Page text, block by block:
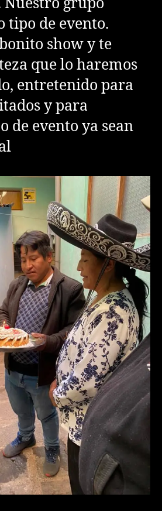
grupo
tipo de evento.
show y te
que lo haremos
entretenido para
y para
de evento ya sean